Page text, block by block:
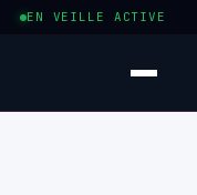
EN VEILLE ACTIVE